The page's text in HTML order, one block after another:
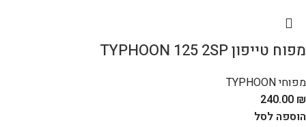
מפוח טייפון TYPHOON 125 2SP
מפוחי TYPHOON
240.00 ₪
הוספה לסל